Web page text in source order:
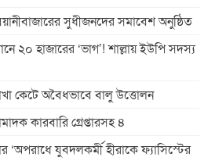
সুধীজনদের সমাবেশ অনুষ্ঠিত
২০ হাজারের ‘ভাগ’! শাল্লায় ইউপি সদস্য
কেটে অবৈধভাবে বালু উত্তোলন
কারবারি গ্রেপ্তারসহ ৪
‘অপরাধে যুবদলকর্মী হীরাকে ফ্যাসিস্টের